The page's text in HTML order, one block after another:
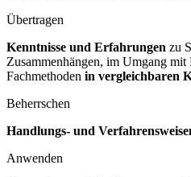
Übertragen
Kenntnisse und Erfahrungen zu
Zusammenhängen, im Umgang
Fachmethoden in vergleichbaren
Beherrschen
Handlungs- und
Anwenden